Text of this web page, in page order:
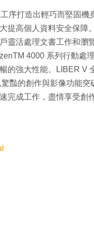
序打造出輕巧而堅固
提高個人資料安全保障
靈活處理文書工作和瀏
4000 系列行動處
的強大性能。LIBER V
豔的創作與影像功能
完成工作，盡情享受創